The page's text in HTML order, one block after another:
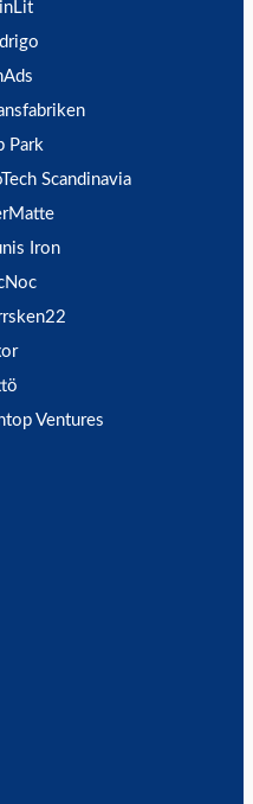
Park
Scandinavia
Iron
Ventures